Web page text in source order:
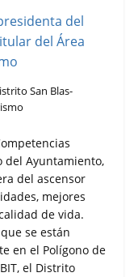
San Blas-
del Ayuntamiento,
del ascensor
mejores
de vida.
se están
en el Polígono de
el Distrito